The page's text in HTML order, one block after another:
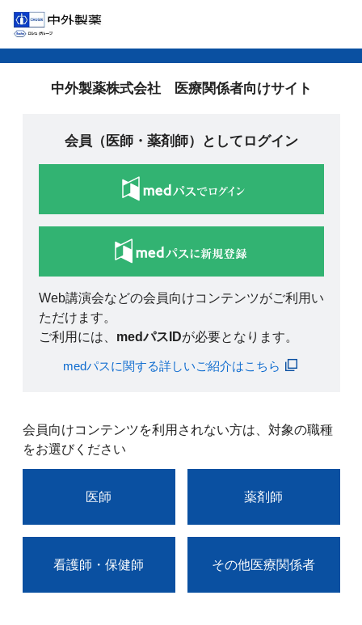
中外製薬株式会社 医療関係者向けサイト
会員（医師・薬剤師）としてログイン
Web講演会などの会員向けコンテンツがご利用い
ただけます。
ご利用には、 medパスIDが必要となります。
medパスに関する詳しいご紹介はこちら
会員向けコンテンツを利用されない方は、対象の職種
をお選びください
医師 薬剤師
看護師・保健師 その他医療関係者